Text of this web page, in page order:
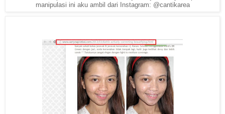
manipulasi ini aku ambil dari Instagram: @cantikarea